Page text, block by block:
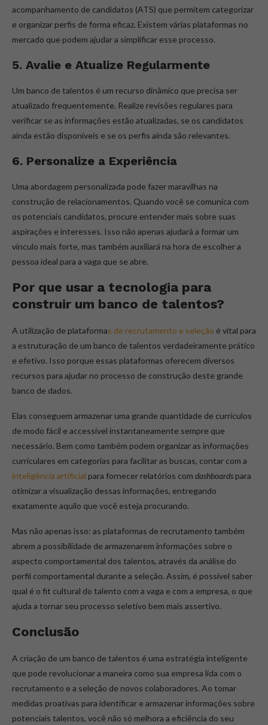
acompanhamento de candidatos (ATS) que permitem categorizar
e organizar perfis de forma eficaz. Existem várias plataformas no
mercado que podem ajudar a simplificar esse processo.
5. Avalie e Atualize Regularmente
Um banco de talentos é um recurso dinâmico que precisa ser
atualizado frequentemente. Realize revisões regulares para
verificar se as informações estão atualizadas, se os candidatos
ainda estão disponíveis e se os perfis ainda são relevantes.
6. Personalize a Experiência
Uma abordagem personalizada pode fazer maravilhas na
construção de relacionamentos. Quando você se comunica com
os potenciais candidatos, procure entender mais sobre suas
aspirações e interesses. Isso não apenas ajudará a formar um
vínculo mais forte, mas também auxiliará na hora de escolher a
pessoa ideal para a vaga que se abre.
Por que usar a tecnologia para
construir um banco de talentos?
A utilização de plataformas de recrutamento e seleção é vital para
a estruturação de um banco de talentos verdadeiramente prático
e efetivo. Isso porque essas plataformas oferecem diversos
recursos para ajudar no processo de construção deste grande
banco de dados.
Elas conseguem armazenar uma grande quantidade de currículos
de modo fácil e accessível instantaneamente sempre que
necessário. Bem como também podem organizar as informações
curriculares em categorias para facilitar as buscas, contar com a
inteligência artificial para fornecer relatórios com dashboards para
otimizar a visualização dessas informações, entregando
exatamente aquilo que você esteja procurando.
Mas não apenas isso: as plataformas de recrutamento também
abrem a possibilidade de armazenarem informações sobre o
aspecto comportamental dos talentos, através da análise do
perfil comportamental durante a seleção. Assim, é possível saber
qual é o fit cultural do talento com a vaga e com a empresa, o que
ajuda a tornar seu processo seletivo bem mais assertivo.
Conclusão
A criação de um banco de talentos é uma estratégia inteligente
que pode revolucionar a maneira como sua empresa lida com o
recrutamento e a seleção de novos colaboradores. Ao tomar
medidas proativas para identificar e armazenar informações sobre
potenciais talentos, você não só melhora a eficiência do seu